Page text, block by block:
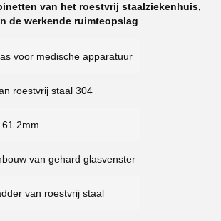
van het roestvrij staalziekenhuis,
de werkende ruimteopslag
voor medische apparatuur
roestvrij staal 304
van gehard glasvenster
van roestvrij staal